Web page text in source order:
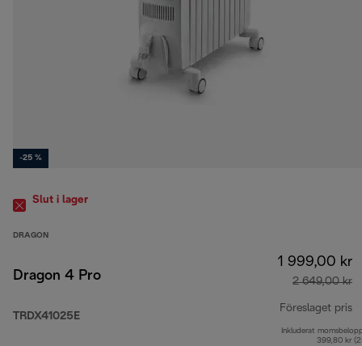
-25 %
Slut i lager
DRAGON
Dragon 4 Pro
TRDX41025E
1 999,00 kr
2 649,00 kr
Föreslaget pris
Inkluderat
399,80 kr